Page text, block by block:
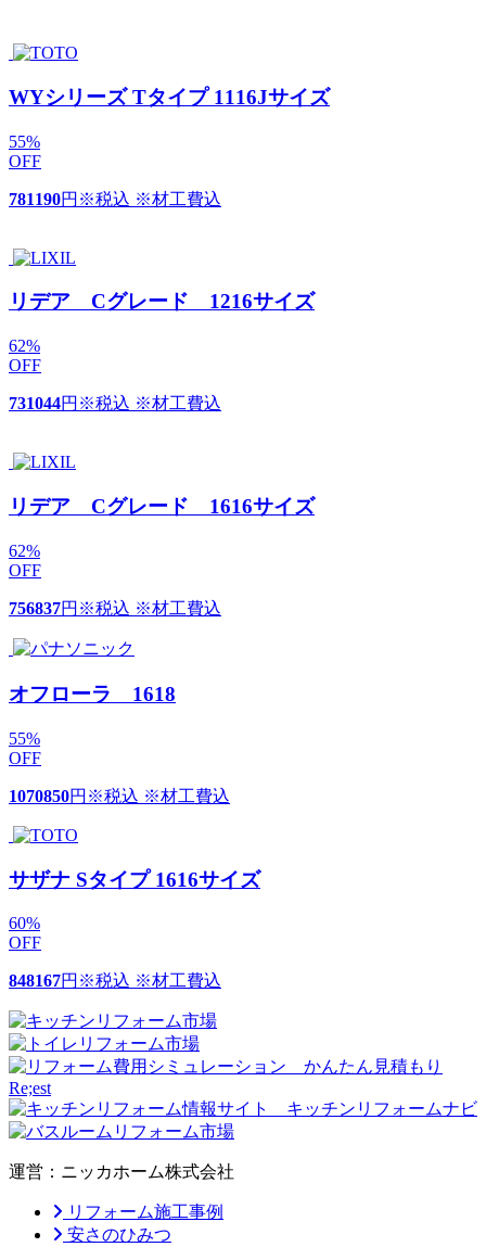
WYシリーズ Tタイプ 1116Jサイズ
55%
OFF
781190円 ※税込 ※材工費込
リデア Cグレード 1216サイズ
62%
OFF
731044円 ※税込 ※材工費込
リデア Cグレード 1616サイズ
62%
OFF
756837円 ※税込 ※材工費込
オフローラ 1618
55%
OFF
1070850円 ※税込 ※材工費込
サザナ Sタイプ 1616サイズ
60%
OFF
848167円 ※税込 ※材工費込
運営：ニッカホーム株式会社
リフォーム施工事例
安さのひみつ